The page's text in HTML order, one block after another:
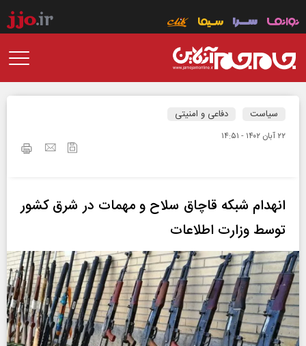
سیاست دفاعی و امنیتی
۲۲ آبان ۱۴۰۲ - ۱۴:۵۱
انهدام شبکه قاچاق سلاح و مهمات در شرق کشور
توسط وزارت اطلاعات